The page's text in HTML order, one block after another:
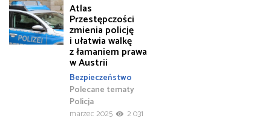
Atlas
Przestępczości
zmienia policję
i ułatwia walkę
z łamaniem prawa
w Austrii
Bezpieczeństwo
Polecane tematy
Policja
marzec 2025
2 031